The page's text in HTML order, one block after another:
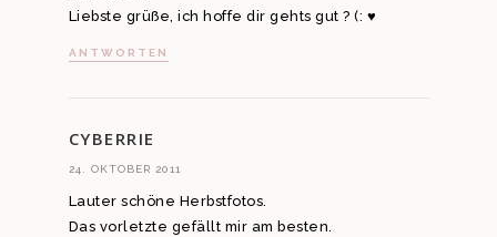
Liebste grüße, ich hoffe dir gehts gut ? (: ♥
ANTWORTEN
CYBERRIE
24. OKTOBER 2011
Lauter schöne Herbstfotos.
Das vorletzte gefällt mir am besten.